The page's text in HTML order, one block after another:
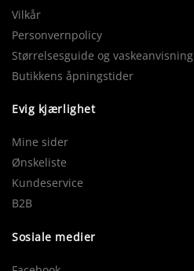
Vilkår
Personvernpolicy
Størrelsesguide og vaskeanvisning
Butikkens åpningstider
Evig kjærlighet
Mine sider
Ønskeliste
Kundeservice
B2B
Sosiale medier